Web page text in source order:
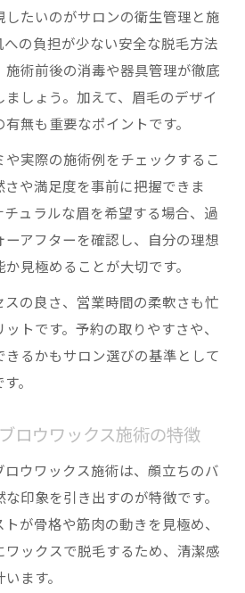
たいのがサロンの衛生管理と施
の負担が少ない安全な脱毛方法
術前後の消毒や器具管理が徹底
しょう。加えて、眉毛のデザイ
無も重要なポイントです。
や実際の施術例をチェックするこ
や満足度を事前に把握できま
ュラルな眉を希望する場合、過
アフターを確認し、自分の理想
見極めることが大切です。
スの良さ、営業時間の柔軟さも忙
トです。予約の取りやすさや、
るかもサロン選びの基準として
。
ロウワックス施術の特徴
ウワックス施術は、顔立ちのバ
印象を引き出すのが特徴です。
が骨格や筋肉の動きを見極め、
ックスで脱毛するため、清潔感
ます。